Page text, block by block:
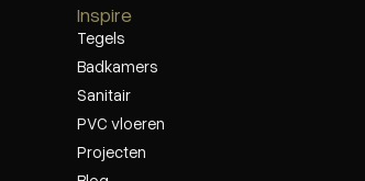
Inspire
Tegels
Badkamers
Sanitair
PVC vloeren
Projecten